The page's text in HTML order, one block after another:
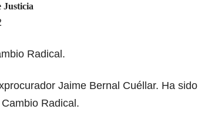
Justicia
Radical.
Jaime Bernal Cuéllar. Ha sido
Radical.